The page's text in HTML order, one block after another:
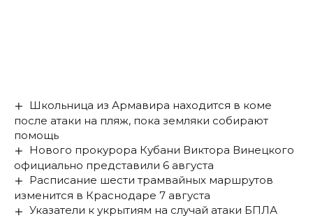
Школьница из Армавира находится в коме
после атаки на пляж, пока земляки собирают
помощь
Нового прокурора Кубани Виктора Винецкого
официально представили 6 августа
Расписание шести трамвайных маршрутов
изменится в Краснодаре 7 августа
Указатели к укрытиям на случай атаки БПЛА